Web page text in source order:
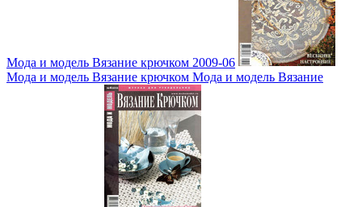
Мода и модель Вязание крючком 2009-06
Мода и модель Вязание крючком Мода и модель Вязание